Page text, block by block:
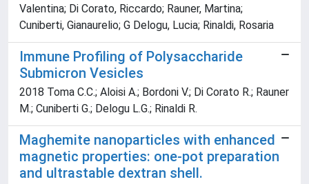
Valentina; Di Corato, Riccardo; Rauner, Martina;
Cuniberti, Gianaurelio; G Delogu, Lucia; Rinaldi, Rosaria
Immune Profiling of Polysaccharide
Submicron Vesicles
2018 Toma C.C.; Aloisi A.; Bordoni V.; Di Corato R.; Rauner
M.; Cuniberti G.; Delogu L.G.; Rinaldi R.
Maghemite nanoparticles with enhanced
magnetic properties: one-pot preparation
and ultrastable dextran shell.